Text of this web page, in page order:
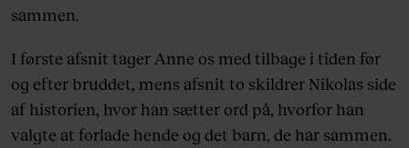
sammen.
I første afsnit tager Anne os med tilbage i tiden før
og efter bruddet, mens afsnit to skildrer Nikolas side
af historien, hvor han sætter ord på, hvorfor han
valgte at forlade hende og det barn, de har sammen.